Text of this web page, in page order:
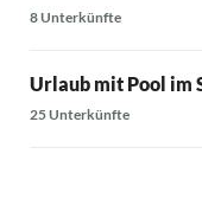
8 Unterkünfte
Urlaub mit Pool im
25 Unterkünfte